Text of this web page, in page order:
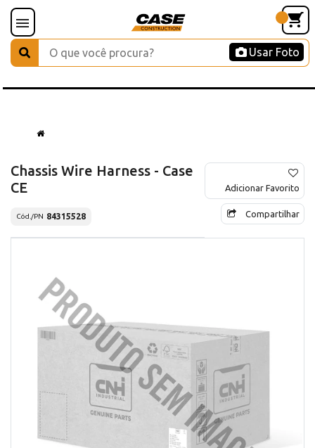
Usar Foto
Chassis Wire Harness - Case
CE
Cód./PN 84315528
Adicionar Favorito
Compartilhar